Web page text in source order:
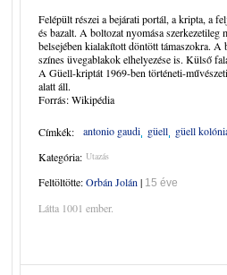
Felépült részei a bejárati portál, a kripta, a
és bazalt. A boltozat nyomása szerkezetileg
belsejében kialakított döntött támaszokra. A
színes üvegablakok elhelyezése is. Külső
A Güell-kriptát 1969-ben történeti-
alatt áll.
Forrás: Wikipédia
Címkék: antonio gaudi güell güell
Kategória: Utazás
Feltöltötte:Orbán Jolán | 15 éve
Látta 1001 ember.